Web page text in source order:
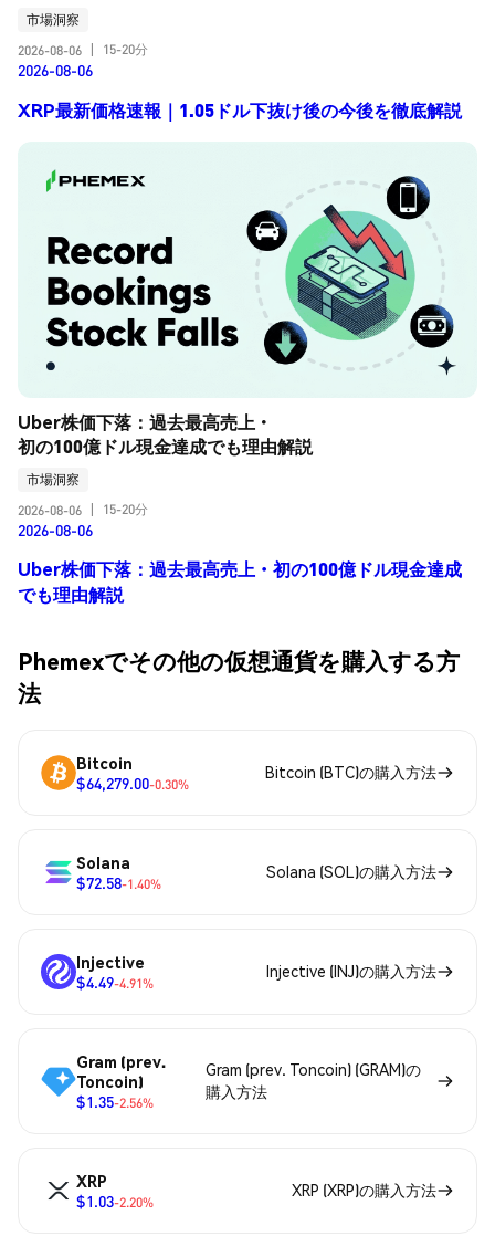
市場洞察
2026-08-06
15-20分
2026-08-06
XRP最新価格速報｜1.05ドル下抜け後の今後を徹底解説
Uber株価下落：過去最高売上・
初の100億ドル現金達成でも理由解説
市場洞察
2026-08-06
15-20分
2026-08-06
Uber株価下落：過去最高売上・初の100億ドル現金達成
でも理由解説
Phemexでその他の仮想通貨を購入する方
法
Bitcoin
$64,279.00-0.30%
Bitcoin (BTC)の購入方法
Solana
$72.58-1.40%
Solana (SOL)の購入方法
Injective
$4.49-4.91%
Injective (INJ)の購入方法
Gram (prev.
Toncoin)
$1.35-2.56%
Gram (prev. Toncoin) (GRAM)の
購入方法
XRP
$1.03-2.20%
XRP (XRP)の購入方法